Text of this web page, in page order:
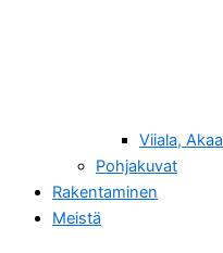
Viiala, Akaa
Pohjakuvat
Rakentaminen
Meistä